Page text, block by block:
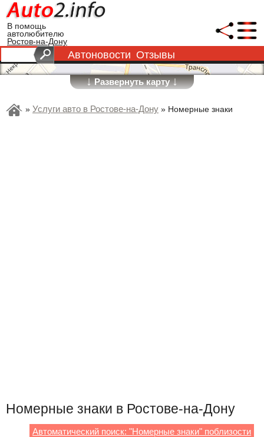
В помощь
автолюбителю
Ростов-на-Дону
Автоновости Отзывы
↓Развернуть карту↓
» Услуги авто в Ростове-на-Дону » Номерные знаки
Номерные знаки в Ростове-на-Дону
Автоматический поиск: "Номерные знаки" поблизости